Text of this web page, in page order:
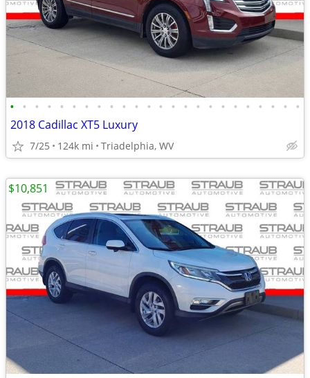
• • • • • • • • • • • • • • • • • • • • • • • •
2018 Cadillac XT5 Luxury
7/25 124k mi Triadelphia, WV
$10,851